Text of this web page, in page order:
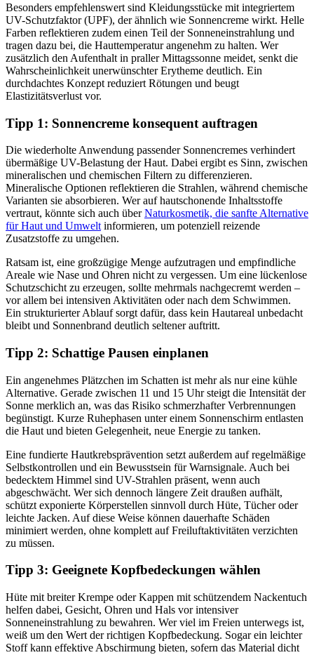
Besonders empfehlenswert sind Kleidungsstücke mit integriertem
UV-Schutzfaktor (UPF), der ähnlich wie Sonnencreme wirkt. Helle
Farben reflektieren zudem einen Teil der Sonneneinstrahlung und
tragen dazu bei, die Hauttemperatur angenehm zu halten. Wer
zusätzlich den Aufenthalt in praller Mittagssonne meidet, senkt die
Wahrscheinlichkeit unerwünschter Erytheme deutlich. Ein
durchdachtes Konzept reduziert Rötungen und beugt
Elastizitätsverlust vor.
Tipp 1: Sonnencreme konsequent auftragen
Die wiederholte Anwendung passender Sonnencremes verhindert
übermäßige UV-Belastung der Haut. Dabei ergibt es Sinn, zwischen
mineralischen und chemischen Filtern zu differenzieren.
Mineralische Optionen reflektieren die Strahlen, während chemische
Varianten sie absorbieren. Wer auf hautschonende Inhaltsstoffe
vertraut, könnte sich auch überNaturkosmetik, die sanfte Alternative
für Haut und Umwelt informieren, um potenziell reizende
Zusatzstoffe zu umgehen.
Ratsam ist, eine großzügige Menge aufzutragen und empfindliche
Areale wie Nase und Ohren nicht zu vergessen. Um eine lückenlose
Schutzschicht zu erzeugen, sollte mehrmals nachgecremt werden –
vor allem bei intensiven Aktivitäten oder nach dem Schwimmen.
Ein strukturierter Ablauf sorgt dafür, dass kein Hautareal unbedacht
bleibt und Sonnenbrand deutlich seltener auftritt.
Tipp 2: Schattige Pausen einplanen
Ein angenehmes Plätzchen im Schatten ist mehr als nur eine kühle
Alternative. Gerade zwischen 11 und 15 Uhr steigt die Intensität der
Sonne merklich an, was das Risiko schmerzhafter Verbrennungen
begünstigt. Kurze Ruhephasen unter einem Sonnenschirm entlasten
die Haut und bieten Gelegenheit, neue Energie zu tanken.
Eine fundierte Hautkrebsprävention setzt außerdem auf regelmäßige
Selbstkontrollen und ein Bewusstsein für Warnsignale. Auch bei
bedecktem Himmel sind UV-Strahlen präsent, wenn auch
abgeschwächt. Wer sich dennoch längere Zeit draußen aufhält,
schützt exponierte Körperstellen sinnvoll durch Hüte, Tücher oder
leichte Jacken. Auf diese Weise können dauerhafte Schäden
minimiert werden, ohne komplett auf Freiluftaktivitäten verzichten
zu müssen.
Tipp 3: Geeignete Kopfbedeckungen wählen
Hüte mit breiter Krempe oder Kappen mit schützendem Nackentuch
helfen dabei, Gesicht, Ohren und Hals vor intensiver
Sonneneinstrahlung zu bewahren. Wer viel im Freien unterwegs ist,
weiß um den Wert der richtigen Kopfbedeckung. Sogar ein leichter
Stoff kann effektive Abschirmung bieten, sofern das Material dicht